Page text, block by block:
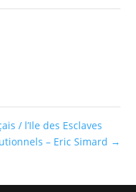
/ l’Ile des Esclaves
– Eric Simard →